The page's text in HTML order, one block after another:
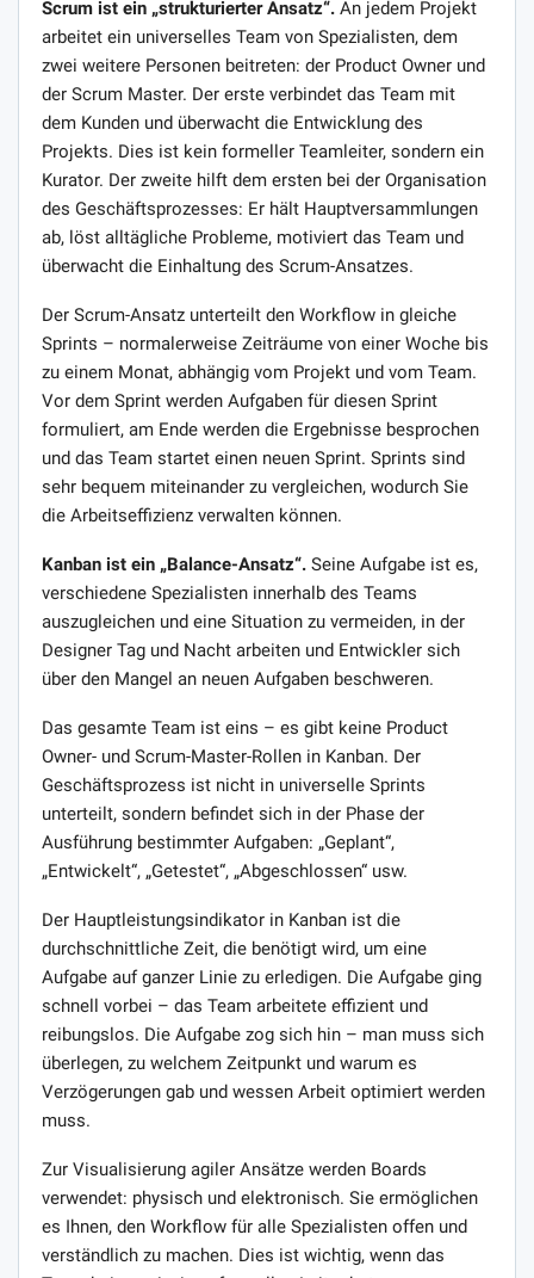
Scrum ist ein „strukturierter Ansatz“. An jedem Projekt
arbeitet ein universelles Team von Spezialisten, dem
zwei weitere Personen beitreten: der Product Owner und
der Scrum Master. Der erste verbindet das Team mit
dem Kunden und überwacht die Entwicklung des
Projekts. Dies ist kein formeller Teamleiter, sondern ein
Kurator. Der zweite hilft dem ersten bei der Organisation
des Geschäftsprozesses: Er hält Hauptversammlungen
ab, löst alltägliche Probleme, motiviert das Team und
überwacht die Einhaltung des Scrum-Ansatzes.
Der Scrum-Ansatz unterteilt den Workflow in gleiche
Sprints – normalerweise Zeiträume von einer Woche bis
zu einem Monat, abhängig vom Projekt und vom Team.
Vor dem Sprint werden Aufgaben für diesen Sprint
formuliert, am Ende werden die Ergebnisse besprochen
und das Team startet einen neuen Sprint. Sprints sind
sehr bequem miteinander zu vergleichen, wodurch Sie
die Arbeitseffizienz verwalten können.
Kanban ist ein „Balance-Ansatz“. Seine Aufgabe ist es,
verschiedene Spezialisten innerhalb des Teams
auszugleichen und eine Situation zu vermeiden, in der
Designer Tag und Nacht arbeiten und Entwickler sich
über den Mangel an neuen Aufgaben beschweren.
Das gesamte Team ist eins – es gibt keine Product
Owner- und Scrum-Master-Rollen in Kanban. Der
Geschäftsprozess ist nicht in universelle Sprints
unterteilt, sondern befindet sich in der Phase der
Ausführung bestimmter Aufgaben: „Geplant“,
„Entwickelt“, „Getestet“, „Abgeschlossen“ usw.
Der Hauptleistungsindikator in Kanban ist die
durchschnittliche Zeit, die benötigt wird, um eine
Aufgabe auf ganzer Linie zu erledigen. Die Aufgabe ging
schnell vorbei – das Team arbeitete effizient und
reibungslos. Die Aufgabe zog sich hin – man muss sich
überlegen, zu welchem ​​Zeitpunkt und warum es
Verzögerungen gab und wessen Arbeit optimiert werden
muss.
Zur Visualisierung agiler Ansätze werden Boards
verwendet: physisch und elektronisch. Sie ermöglichen
es Ihnen, den Workflow für alle Spezialisten offen und
verständlich zu machen. Dies ist wichtig, wenn das